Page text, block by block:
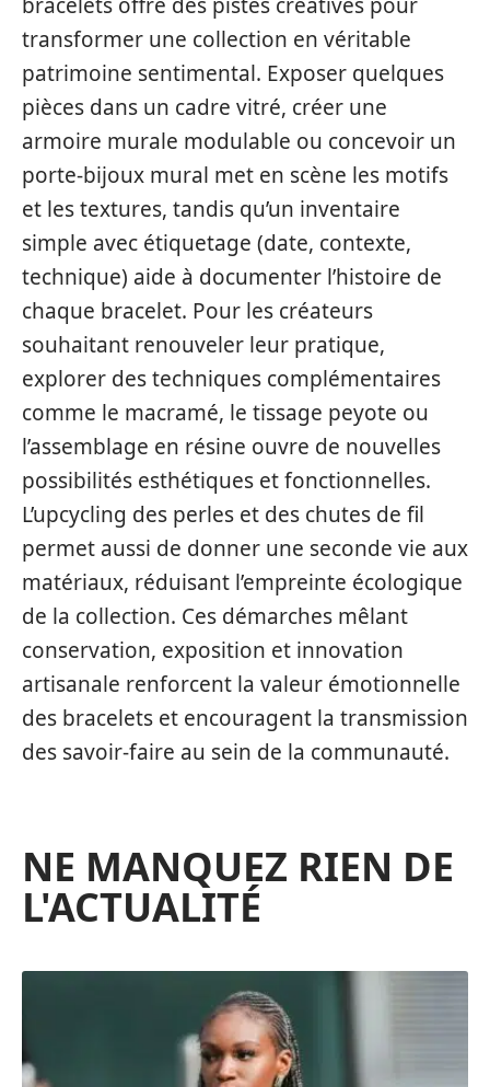
transformer une collection en véritable
patrimoine sentimental. Exposer quelques
pièces dans un cadre vitré, créer une
armoire murale modulable ou concevoir un
porte-bijoux mural met en scène les motifs
et les textures, tandis qu’un inventaire
simple avec étiquetage (date, contexte,
technique) aide à documenter l’histoire de
chaque bracelet. Pour les créateurs
souhaitant renouveler leur pratique,
explorer des techniques complémentaires
comme le macramé, le tissage peyote ou
l’assemblage en résine ouvre de nouvelles
possibilités esthétiques et fonctionnelles.
L’upcycling des perles et des chutes de fil
permet aussi de donner une seconde vie aux
matériaux, réduisant l’empreinte écologique
de la collection. Ces démarches mêlant
conservation, exposition et innovation
artisanale renforcent la valeur émotionnelle
des bracelets et encouragent la transmission
des savoir-faire au sein de la communauté.
NE MANQUEZ RIEN DE
L'ACTUALITÉ